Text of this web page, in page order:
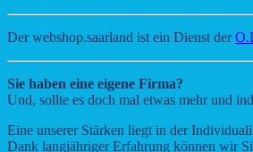
Der webshop.saarland ist ein Dienst der
Sie haben eine eigene Firma?
Und, sollte es doch mal etwas mehr und
Eine unserer Stärken liegt in der
Dank langjähriger Erfahrung können wir